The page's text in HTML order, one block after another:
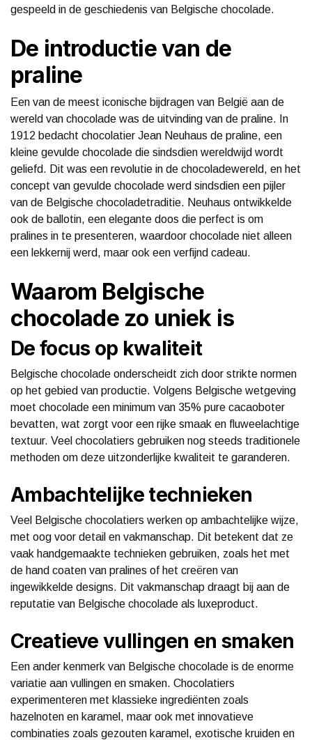
gespeeld in de geschiedenis van Belgische chocolade.
De introductie van de
praline
Een van de meest iconische bijdragen van België aan de
wereld van chocolade was de uitvinding van de praline. In
1912 bedacht chocolatier Jean Neuhaus de praline, een
kleine gevulde chocolade die sindsdien wereldwijd wordt
geliefd. Dit was een revolutie in de chocoladewereld, en het
concept van gevulde chocolade werd sindsdien een pijler
van de Belgische chocoladetraditie. Neuhaus ontwikkelde
ook de ballotin, een elegante doos die perfect is om
pralines in te presenteren, waardoor chocolade niet alleen
een lekkernij werd, maar ook een verfijnd cadeau.
Waarom Belgische
chocolade zo uniek is
De focus op kwaliteit
Belgische chocolade onderscheidt zich door strikte normen
op het gebied van productie. Volgens Belgische wetgeving
moet chocolade een minimum van 35% pure cacaoboter
bevatten, wat zorgt voor een rijke smaak en fluweelachtige
textuur. Veel chocolatiers gebruiken nog steeds traditionele
methoden om deze uitzonderlijke kwaliteit te garanderen.
Ambachtelijke technieken
Veel Belgische chocolatiers werken op ambachtelijke wijze,
met oog voor detail en vakmanschap. Dit betekent dat ze
vaak handgemaakte technieken gebruiken, zoals het met
de hand coaten van pralines of het creëren van
ingewikkelde designs. Dit vakmanschap draagt bij aan de
reputatie van Belgische chocolade als luxeproduct.
Creatieve vullingen en smaken
Een ander kenmerk van Belgische chocolade is de enorme
variatie aan vullingen en smaken. Chocolatiers
experimenteren met klassieke ingrediënten zoals
hazelnoten en karamel, maar ook met innovatieve
combinaties zoals gezouten karamel, exotische kruiden en